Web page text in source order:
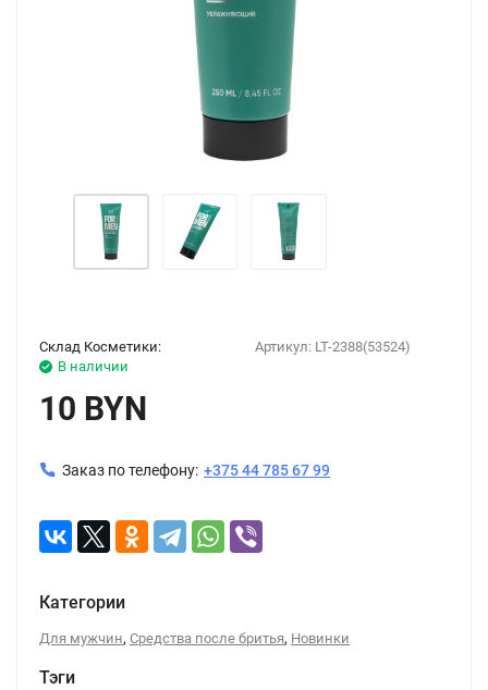
Артикул: LT-2388(53524)
Склад Косметики:
В наличии
10 BYN
Заказ по телефону: +375 44 785 67 99
Категории
Для мужчин, Средства после бритья, Новинки
Тэги